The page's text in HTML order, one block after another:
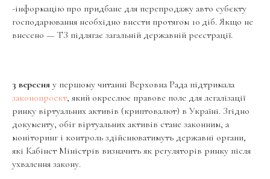
-інформацію про придбане для перепродажу авто субєкту
господарювання необхідно внести протягом 10 діб. Якщо не
внесено — ТЗ підлягає загальній державній реєстрації.
3 вересня у першому читанні Верховна Рада підтримала
законопроект, який окреслює правове поле для легалізації
ринку віртуальних активів (криптовалют) в Україні. Згідно
документу, обіг віртуальних активів стане законним, а
моніторинг і контроль здійснюватимуть державні органи,
які Кабінет Міністрів визначить як регуляторів ринку після
ухвалення закону.